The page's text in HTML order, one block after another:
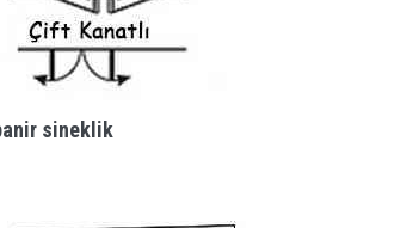
sineklik